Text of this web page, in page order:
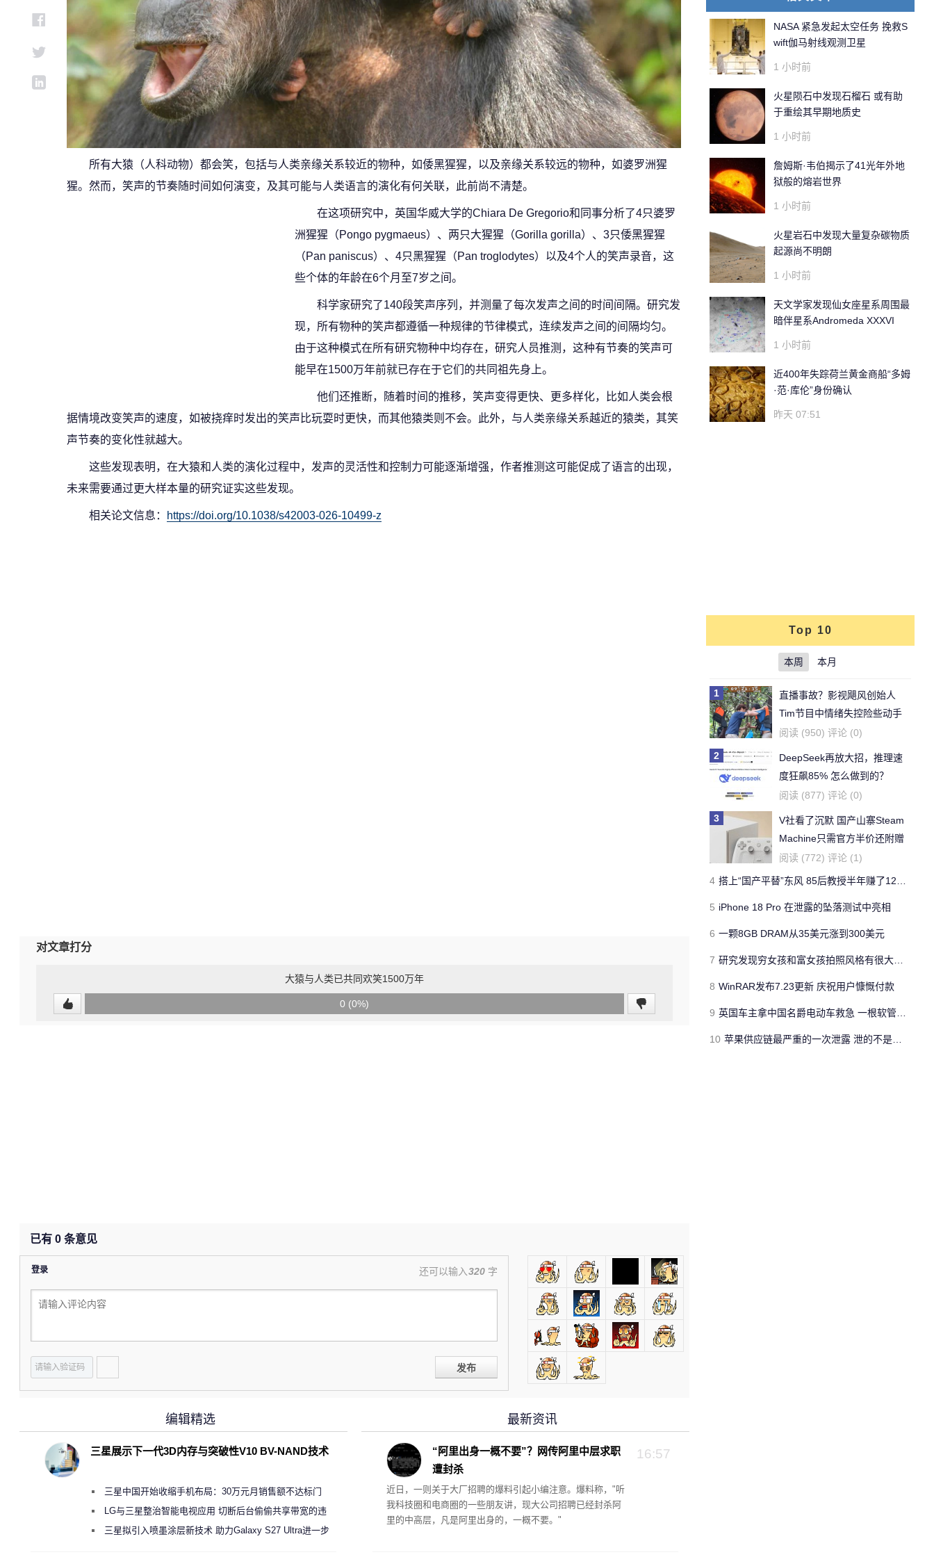
所有大猿（人科动物）都会笑，包括与人类亲缘关系较近的物种，如倭黑猩猩，以及亲缘关系较远的物种，如婆罗洲猩
猩。然而，笑声的节奏随时间如何演变，及其可能与人类语言的演化有何关联，此前尚不清楚。
在这项研究中，英国华威大学的Chiara De Gregorio和同事分析了4只婆罗
洲猩猩（Pongo pygmaeus）、两只大猩猩（Gorilla gorilla）、3只倭黑猩猩
（Pan paniscus）、4只黑猩猩（Pan troglodytes）以及4个人的笑声录音，这
些个体的年龄在6个月至7岁之间。
科学家研究了140段笑声序列，并测量了每次发声之间的时间间隔。研究发
现，所有物种的笑声都遵循一种规律的节律模式，连续发声之间的间隔均匀。
由于这种模式在所有研究物种中均存在，研究人员推测，这种有节奏的笑声可
能早在1500万年前就已存在于它们的共同祖先身上。
他们还推断，随着时间的推移，笑声变得更快、更多样化，比如人类会根
据情境改变笑声的速度，如被挠痒时发出的笑声比玩耍时更快，而其他猿类则不会。此外，与人类亲缘关系越近的猿类，其笑
声节奏的变化性就越大。
这些发现表明，在大猿和人类的演化过程中，发声的灵活性和控制力可能逐渐增强，作者推测这可能促成了语言的出现，
未来需要通过更大样本量的研究证实这些发现。
相关论文信息： https://doi.org/10.1038/s42003-026-10499-z
对文章打分
大猿与人类已共同欢笑1500万年
0 (0%)
已有 0 条意见
登录 还可以输入320 字
发布
最新资讯
16:57
“阿里出身一概不要”？网传阿里中层求职
遭封杀
近日，一则关于大厂招聘的爆料引起小编注意。爆料称，"听
我科技圈和电商圈的一些朋友讲，现大公司招聘已经封杀阿
里的中高层，凡是阿里出身的，一概不要。"
编辑精选
三星展示下一代3D内存与突破性V10 BV-NAND技术
三星中国开始收缩手机布局：30万元月销售额不达标门
店 将被逐步清退
LG与三星整治智能电视应用 切断后台偷偷共享带宽的违
规行为三星拟引入喷墨涂层新技术 助力Galaxy S27 Ultra进一步
NASA 紧急发起太空任务 挽救S
wift伽马射线观测卫星
1 小时前
火星陨石中发现石榴石 或有助
于重绘其早期地质史
1 小时前
詹姆斯·韦伯揭示了41光年外地
狱般的熔岩世界
1 小时前
火星岩石中发现大量复杂碳物质
起源尚不明朗
1 小时前
天文学家发现仙女座星系周围最
暗伴星系Andromeda XXXVI
1 小时前
近400年失踪荷兰黄金商船“多姆
·范·库伦”身份确认
昨天 07:51
Top 10
本周 本月
1
直播事故？影视飓风创始人
Tim节目中情绪失控险些动手
阅读 (950) 评论 (0)
2
DeepSeek再放大招，推理速
度狂飙85% 怎么做到的？
阅读 (877) 评论 (0)
3
V社看了沉默 国产山寨Steam
Machine只需官方半价还附赠
《黑神话》
阅读 (772) 评论 (1)
4 搭上“国产平替”东风 85后教授半年赚了1200亿
5 iPhone 18 Pro 在泄露的坠落测试中亮相
6 一颗8GB DRAM从35美元涨到300美元
7 研究发现穷女孩和富女孩拍照风格有很大差异
8 WinRAR发布7.23更新 庆祝用户慷慨付款
9 英国车主拿中国名爵电动车救急 一根软管让屋子共享汽车空调
10 苹果供应链最严重的一次泄露 泄的不是新iPhone长什么样